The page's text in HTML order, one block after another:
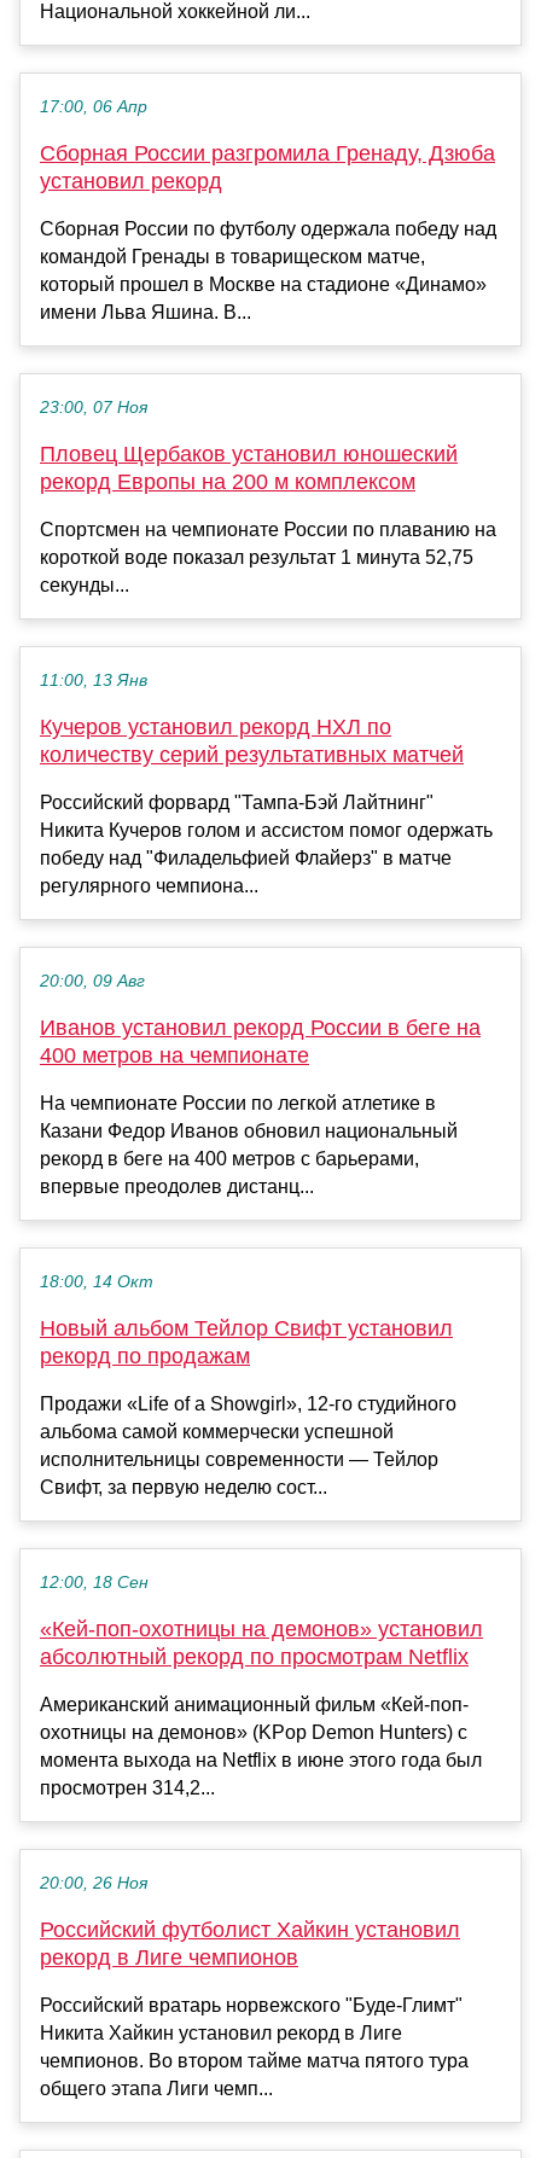
Национальной хоккейной ли...
17:00, 06 Апр
Сборная России разгромила Гренаду, Дзюба
установил рекорд
Сборная России по футболу одержала победу над
командой Гренады в товарищеском матче,
который прошел в Москве на стадионе «Динамо»
имени Льва Яшина. В...
23:00, 07 Ноя
Пловец Щербаков установил юношеский
рекорд Европы на 200 м комплексом
Спортсмен на чемпионате России по плаванию на
короткой воде показал результат 1 минута 52,75
секунды...
11:00, 13 Янв
Кучеров установил рекорд НХЛ по
количеству серий результативных матчей
Российский форвард "Тампа-Бэй Лайтнинг"
Никита Кучеров голом и ассистом помог одержать
победу над "Филадельфией Флайерз" в матче
регулярного чемпиона...
20:00, 09 Авг
Иванов установил рекорд России в беге на
400 метров на чемпионате
На чемпионате России по легкой атлетике в
Казани Федор Иванов обновил национальный
рекорд в беге на 400 метров с барьерами,
впервые преодолев дистанц...
18:00, 14 Окт
Новый альбом Тейлор Свифт установил
рекорд по продажам
Продажи «Life of a Showgirl», 12-го студийного
альбома самой коммерчески успешной
исполнительницы современности — Тейлор
Свифт, за первую неделю сост...
12:00, 18 Сен
«Кей-поп-охотницы на демонов» установил
абсолютный рекорд по просмотрам Netflix
Американский анимационный фильм «Кей-поп-
охотницы на демонов» (KPop Demon Hunters) с
момента выхода на Netflix в июне этого года был
просмотрен 314,2...
20:00, 26 Ноя
Российский футболист Хайкин установил
рекорд в Лиге чемпионов
Российский вратарь норвежского "Буде-Глимт"
Никита Хайкин установил рекорд в Лиге
чемпионов. Во втором тайме матча пятого тура
общего этапа Лиги чемп...